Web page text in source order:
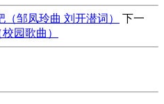
（邹凤玲曲 刘开潜词）
下一
园歌曲）